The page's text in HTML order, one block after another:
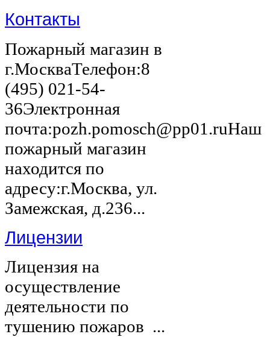
Контакты
Пожарный магазин в
г.МоскваТелефон:8
(495) 021-54-
36Электронная
почта:pozh.pomosch@pp01.ruНаш
пожарный магазин
находится по
адресу:г.Москва, ул.
Замежская, д.236...
Лицензии
Лицензия на
осуществление
деятельности по
тушению пожаров ...